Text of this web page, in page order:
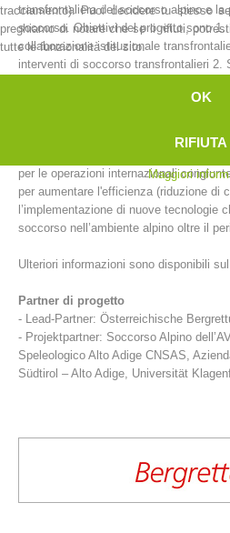
Stazioni del soccorso alpino
transfrontaliera del soccorso alpino e la
soccorso. Obiettivi del progetto sono 1.
collaborazione istituzionale
interventi di soccorso transfrontalieri 2.
3. Creazione di una regione pilota per
applicazioni e supporti IT per
per le operazioni internazionali
per aumentare l'efficienza (riduzione di
l’implementazione di nuove tecnologie
soccorso nell’ambiente alpino oltre il
Ulteriori informazioni sono disponibili
Partner di progetto
- Lead-Partner: Österreichische
- Projektpartner: Soccorso Alpino
Speleologico Alto Adige CNSAS,
Südtirol – Alto Adige, Universität
tracciamento). Puoi decidere tu stesso
preghiamo di notare che se li rifiuti,
tutte le funzionalità del sito.
OK
RIFIUTA
Maggiori